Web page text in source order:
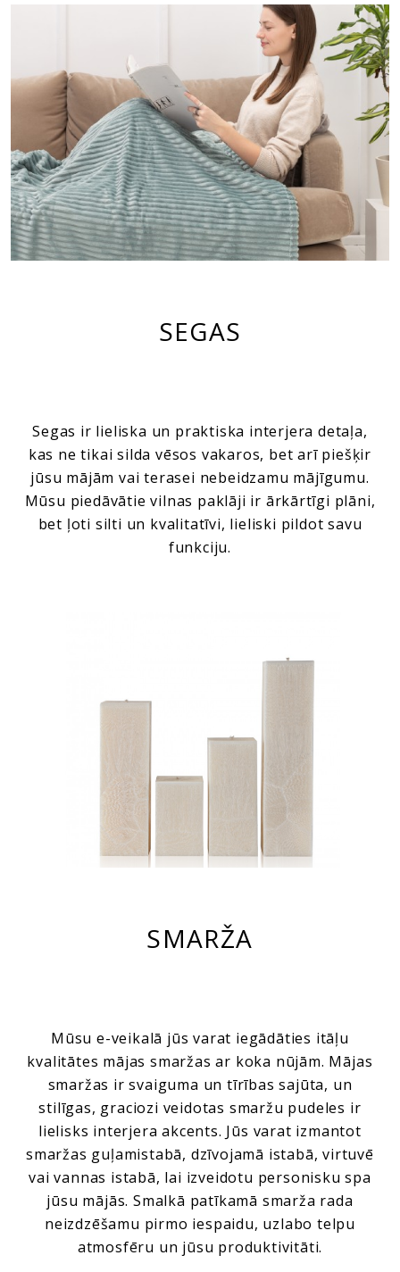
SEGAS
Segas ir lieliska un praktiska interjera detaļa,
kas ne tikai silda vēsos vakaros, bet arī piešķir
jūsu mājām vai terasei nebeidzamu mājīgumu.
Mūsu piedāvātie vilnas paklāji ir ārkārtīgi plāni,
bet ļoti silti un kvalitatīvi, lieliski pildot savu
funkciju.
SMARŽA
Mūsu e-veikalā jūs varat iegādāties itāļu
kvalitātes mājas smaržas ar koka nūjām. Mājas
smaržas ir svaiguma un tīrības sajūta, un
stilīgas, graciozi veidotas smaržu pudeles ir
lielisks interjera akcents. Jūs varat izmantot
smaržas guļamistabā, dzīvojamā istabā, virtuvē
vai vannas istabā, lai izveidotu personisku spa
jūsu mājās. Smalkā patīkamā smarža rada
neizdzēšamu pirmo iespaidu, uzlabo telpu
atmosfēru un jūsu produktivitāti.